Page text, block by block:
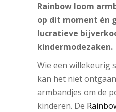
Rainbow loom
op dit moment én
lucratieve
kindermodezaken.
Wie een willekeurig
kan het niet
armbandjes om de
kinderen. De